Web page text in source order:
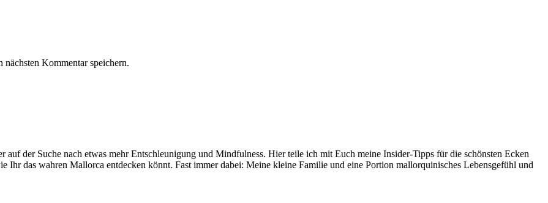
Kommentar speichern.
der Suche nach etwas mehr Entschleunigung und Mindfulness. Hier teile ich mit Euch meine Insider-Tipps für die schönsten Ecken
Ihr das wahren Mallorca entdecken könnt. Fast immer dabei: Meine kleine Familie und eine Portion mallorquinisches Lebensgefühl und